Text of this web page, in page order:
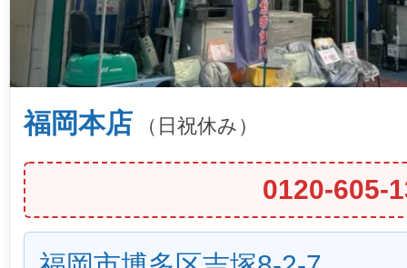
福岡本店 （日祝休み）
0120-605-